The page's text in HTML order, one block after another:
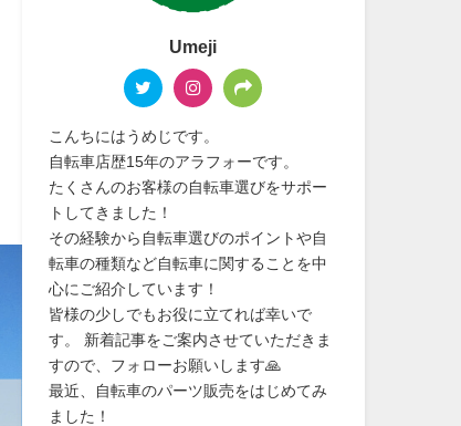
Umeji
こんちにはうめじです。
自転車店歴15年のアラフォーです。
たくさんのお客様の自転車選びをサポー
トしてきました！
その経験から自転車選びのポイントや自
転車の種類など自転車に関することを中
心にご紹介しています！
皆様の少しでもお役に立てれば幸いで
す。 新着記事をご案内させていただきま
すので、フォローお願いします🙏
最近、自転車のパーツ販売をはじめてみ
ました！